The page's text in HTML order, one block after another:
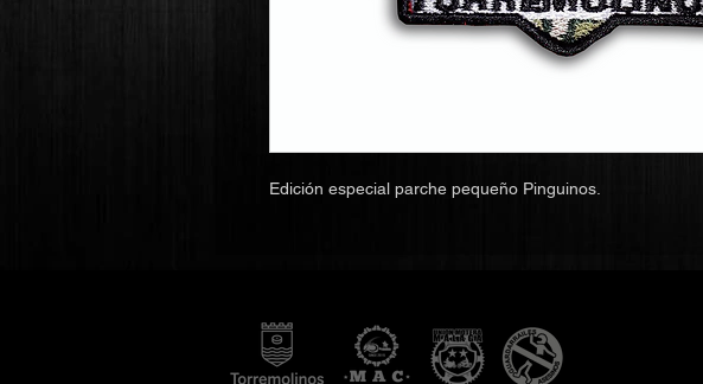
Edición especial parche pequeño Pinguinos.